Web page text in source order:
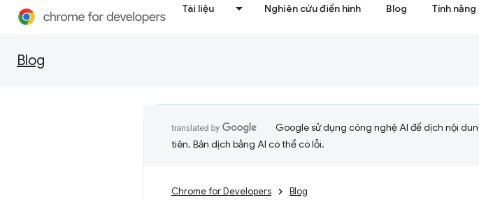
Tài liệu Nghiên cứu điển hình Blog Tính
Blog
Google sử dụng công nghệ AI để dịch nội
tiên. Bản dịch bằng AI có thể có lỗi.
Chrome for Developers Blog